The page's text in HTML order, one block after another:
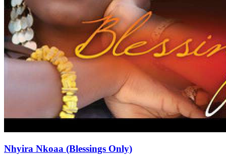
Nhyira Nkoaa (Blessings Only)